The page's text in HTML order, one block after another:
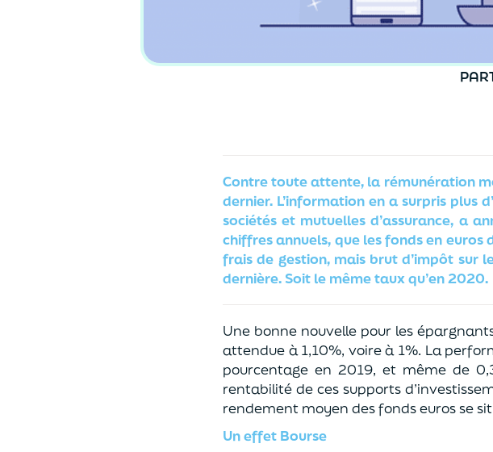
Contre toute attente, la rémunération
dernier. L’information en a surpris plus
sociétés et mutuelles d’assurance, a
chiffres annuels, que les fonds en euros
frais de gestion, mais brut d’impôt sur
dernière. Soit le même taux qu’en 2020.
Une bonne nouvelle pour les
attendue à 1,10%, voire à 1%. La
pourcentage en 2019, et même de
rentabilité de ces supports
rendement moyen des fonds euros se
Un effet Bourse